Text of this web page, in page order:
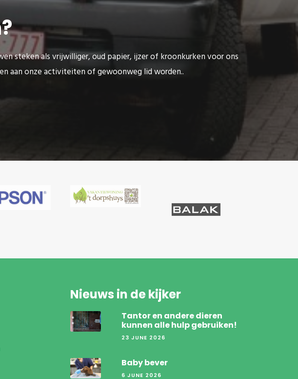
steken als vrijwilliger, oud papier, ijzer of kroonkurken voor ons
aan onze activiteiten of gewoonweg lid worden..
Nieuws in de kijker
Tantor en andere dieren
kunnen alle hulp gebruiken!
23 JUNE 2026
Baby bever
6 JUNE 2026